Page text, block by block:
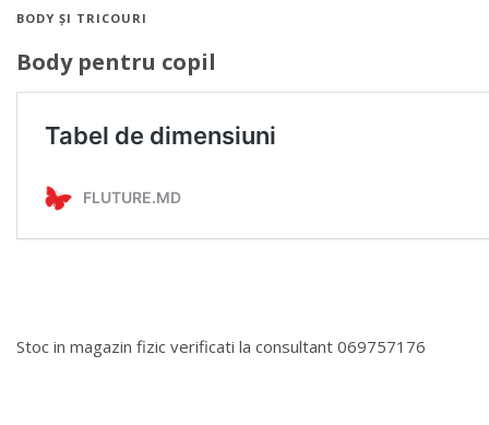
BODY ȘI TRICOURI
Body pentru copil
Stoc in magazin fizic verificati la consultant 069757176